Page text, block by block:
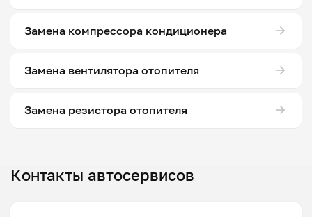
Замена компрессора кондиционера
Замена вентилятора отопителя
Замена резистора отопителя
Контакты автосервисов